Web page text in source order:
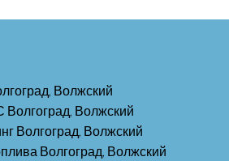
Волжский
Волжский
Волгоград, Волжский
Волгоград, Волжский